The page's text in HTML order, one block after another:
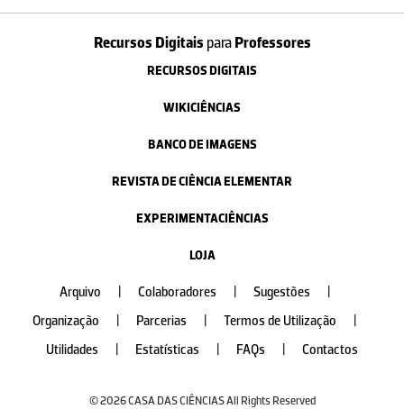
Recursos Digitais paraProfessores
RECURSOS DIGITAIS
WIKICIÊNCIAS
BANCO DE IMAGENS
REVISTA DE CIÊNCIA ELEMENTAR
EXPERIMENTACIÊNCIAS
LOJA
Arquivo Colaboradores Sugestões
Organização
Parcerias Termos de Utilização
Utilidades
Estatísticas FAQs Contactos
© 2026 CASA DAS CIÊNCIAS All Rights Reserved